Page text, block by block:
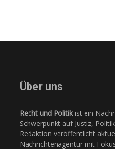
Über uns
Recht und Politikist ein
Schwerpunkt auf Justiz,
Redaktion veröffentlicht
Nachrichtenagentur mit